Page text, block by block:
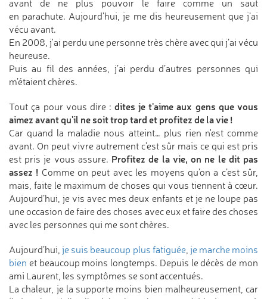
avant de ne plus pouvoir le faire comme un saut
en parachute. Aujourd’hui, je me dis heureusement que j’ai
vécu avant.
En 2008, j'ai perdu une personne très chère avec qui j’ai vécu
heureuse.
Puis au fil des années, j’ai perdu d’autres personnes qui
m’étaient chères.
Tout ça pour vous dire : dites je t'aime aux gens que vous
aimez avant qu'il ne soit trop tard et profitez de la vie !
Car quand la maladie nous atteint… plus rien n'est comme
avant. On peut vivre autrement c’est sûr mais ce qui est pris
est pris je vous assure. Profitez de la vie, on ne le dit pas
assez ! Comme on peut avec les moyens qu’on a c’est sûr,
mais, faite le maximum de choses qui vous tiennent à cœur.
Aujourd’hui, je vis avec mes deux enfants et je ne loupe pas
une occasion de faire des choses avec eux et faire des choses
avec les personnes qui me sont chères.
Aujourd’hui,je suis beaucoup plus fatiguée, je marche moins
bien et beaucoup moins longtemps. Depuis le décès de mon
ami Laurent, les symptômes se sont accentués.
La chaleur, je la supporte moins bien malheureusement, car